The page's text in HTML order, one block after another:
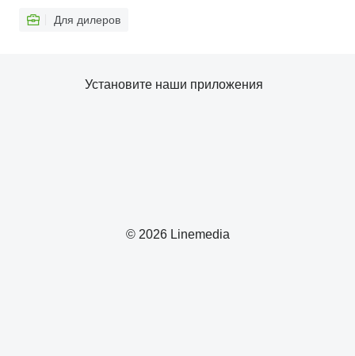
Для дилеров
© 2026 Linemedia
Установите наши приложения